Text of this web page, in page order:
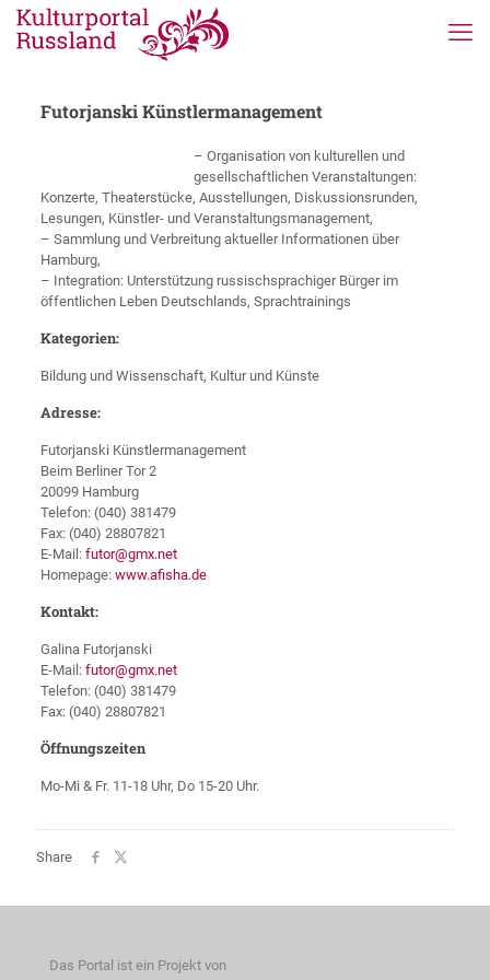
Futorjanski Künstlermanagement
– Organisation von kulturellen und
gesellschaftlichen Veranstaltungen:
Konzerte, Theaterstücke, Ausstellungen, Diskussionsrunden,
Lesungen, Künstler- und Veranstaltungsmanagement,
– Sammlung und Verbreitung aktueller Informationen über
Hamburg,
– Integration: Unterstützung russischsprachiger Bürger im
öffentlichen Leben Deutschlands, Sprachtrainings
Kategorien:
Bildung und Wissenschaft, Kultur und Künste
Adresse:
Futorjanski Künstlermanagement
Beim Berliner Tor 2
20099 Hamburg
Telefon: (040) 381479
Fax: (040) 28807821
E-Mail: futor@gmx.net
Homepage: www.afisha.de
Kontakt:
Galina Futorjanski
E-Mail: futor@gmx.net
Telefon: (040) 381479
Fax: (040) 28807821
Öffnungszeiten
Mo-Mi & Fr. 11-18 Uhr, Do 15-20 Uhr.
Share
Das Portal ist ein Projekt von